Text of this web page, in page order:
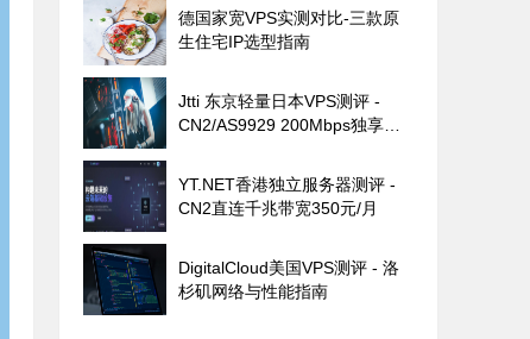
德国家宽VPS实测对比-三款原
生住宅IP选型指南
Jtti 东京轻量日本VPS测评 -
CN2/AS9929 200Mbps独享带
YT.NET香港独立服务器测评 -
CN2直连千兆带宽350元/月
DigitalCloud美国VPS测评 - 洛
杉矶网络与性能指南